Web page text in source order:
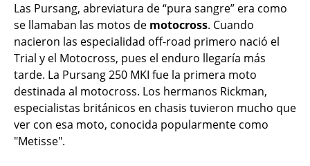
Las Pursang, abreviatura de “pura sangre” era como
se llamaban las motos de motocross. Cuando
nacieron las especialidad off-road primero nació el
Trial y el Motocross, pues el enduro llegaría más
tarde. La Pursang 250 MKI fue la primera moto
destinada al motocross. Los hermanos Rickman,
especialistas británicos en chasis tuvieron mucho que
ver con esa moto, conocida popularmente como
"Metisse".